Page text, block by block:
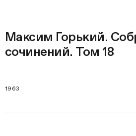
Максим Горький.
сочинений. Том 18
1963